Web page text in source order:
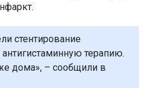
стентирование
терапию.
дома», – сообщили в